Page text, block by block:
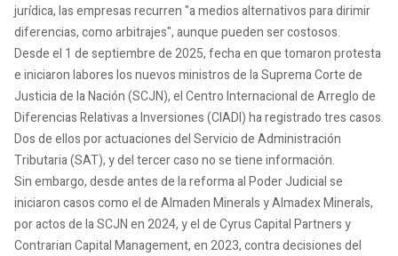
jurídica, las empresas recurren "a medios alternativos para dirimir
diferencias, como arbitrajes", aunque pueden ser costosos.
Desde el 1 de septiembre de 2025, fecha en que tomaron protesta
e iniciaron labores los nuevos ministros de la Suprema Corte de
Justicia de la Nación (SCJN), el Centro Internacional de Arreglo de
Diferencias Relativas a Inversiones (CIADI) ha registrado tres casos.
Dos de ellos por actuaciones del Servicio de Administración
Tributaria (SAT), y del tercer caso no se tiene información.
Sin embargo, desde antes de la reforma al Poder Judicial se
iniciaron casos como el de Almaden Minerals y Almadex Minerals,
por actos de la SCJN en 2024, y el de Cyrus Capital Partners y
Contrarian Capital Management, en 2023, contra decisiones del